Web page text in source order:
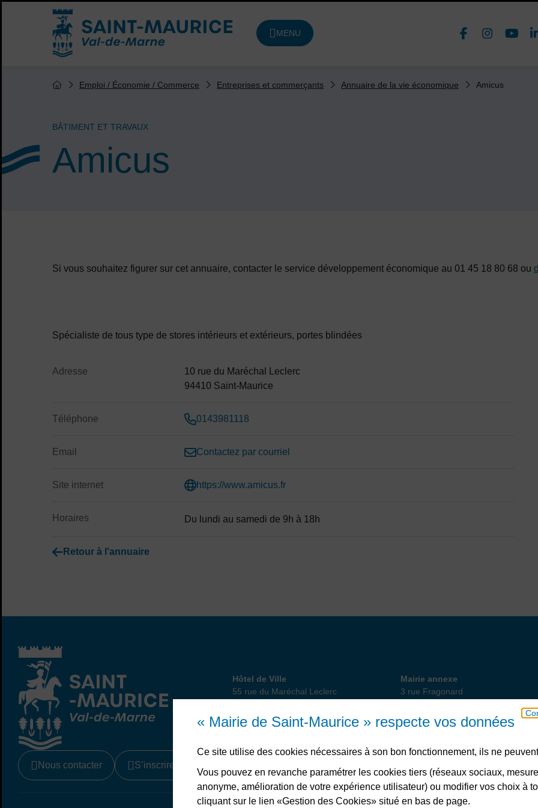
« Mairie de Saint-Maurice » respecte vos données
Ce site utilise des cookies nécessaires à son bon fonctionnement, ils ne
Vous pouvez en revanche paramétrer les cookies tiers (réseaux sociaux,
anonyme, amélioration de votre expérience utilisateur) ou modifier vos choix à
cliquant sur le lien «Gestion des Cookies» situé en bas de page.
Accueil ville de Saint-Maurice
MENU
DE NAVIGATION PRINCIPALE Nous
Amicus
BÂTIMENT ET TRAVAUX
Vous êtes ici :
Page d'accueil du site
Emploi / Économie / Commerce Entreprises et commerçants Annuaire de la vie économique Amicus
Si vous souhaitez figurer sur cet annuaire, contacter le service développement économique au 01 45 18 80 68 ou
Contenu de la fiche d'annuaire
Spécialiste de tous type de stores intérieurs et extérieurs, portes blindées
Adresse
10 rue du Maréchal Leclerc
94410 Saint-Maurice
Téléphone 0143981118
Email Contactez par courriel
Site internet https://www.amicus.fr
Horaires Du lundi au samedi de 9h à 18h
Retour à l'annuaire
Hôtel de Ville
Hôtel de Ville
55 rue du Maréchal Leclerc
01 45 18 82 10
Annexe
Mairie annexe
3 rue Fragonard
01 49 76 47 55
Nous contacter S’inscrire à la newsletter